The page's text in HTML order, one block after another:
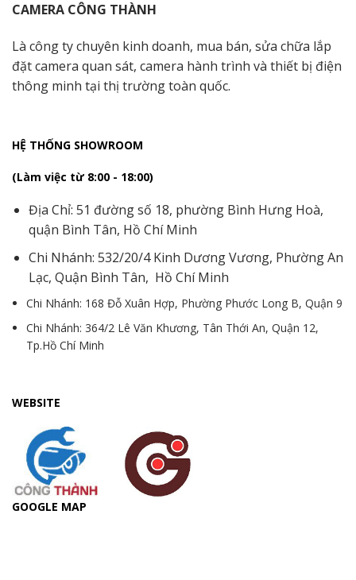
CAMERA CÔNG THÀNH
Là công ty chuyên kinh doanh, mua bán, sửa chữa lắp
đặt camera quan sát, camera hành trình và thiết bị điện
thông minh tại thị trường toàn quốc.
HỆ THỐNG SHOWROOM
(Làm việc từ 8:00 - 18:00)
Địa Chỉ: 51 đường số 18, phường Bình Hưng Hoà,
quận Bình Tân, Hồ Chí Minh
Chi Nhánh: 532/20/4 Kinh Dương Vương, Phường An
Lạc, Quận Bình Tân, Hồ Chí Minh
Chi Nhánh: 168 Đỗ Xuân Hợp, Phường Phước Long B, Quận 9
Chi Nhánh: 364/2 Lê Văn Khương, Tân Thới An, Quận 12,
Tp.Hồ Chí Minh
WEBSITE
GOOGLE MAP